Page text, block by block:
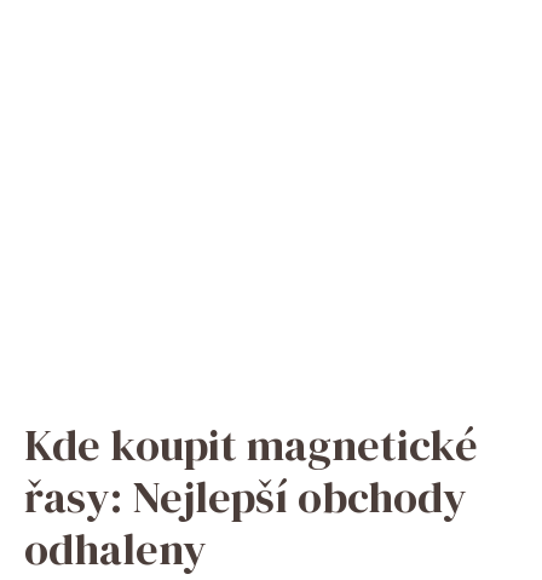
Kde koupit magnetické
řasy: Nejlepší obchody
odhaleny